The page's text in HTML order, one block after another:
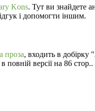
Kons. Тут ви знайдете
і допомогти іншим.
проза, входить в добірку "
повній версії на 86